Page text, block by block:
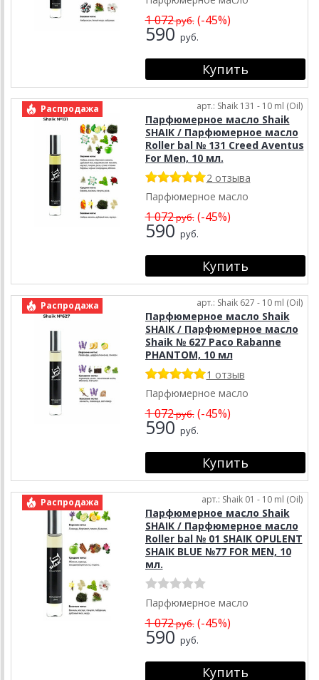
1 072руб.(-45%)
590 руб.
Распродажа арт.: Shaik 131 - 10 ml (Oil)
Парфюмерное масло Shaik
SHAIK / Парфюмерное масло
Roller bal № 131 Creed Aventus
For Men, 10 мл.
2 отзыва
Парфюмерное масло
1 072руб.(-45%)
590 руб.
Распродажа арт.: Shaik 627 - 10 ml (Oil)
Парфюмерное масло Shaik
SHAIK / Парфюмерное масло
Shaik № 627 Paco Rabanne
PHANTOM, 10 мл
1 отзыв
Парфюмерное масло
1 072руб.(-45%)
590 руб.
Распродажа арт.: Shaik 01 - 10 ml (Oil)
Парфюмерное масло Shaik
SHAIK / Парфюмерное масло
Roller bal № 01 SHAIK OPULENT
SHAIK BLUE №77 FOR MEN, 10
мл.
Парфюмерное масло
1 072руб.(-45%)
590 руб.